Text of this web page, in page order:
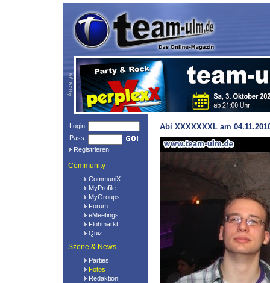
Login
Pass
Registrieren
Community
CommuniX
MyProfile
MyGroups
Forum
eMeetings
Flohmarkt
Quiz
Szene & News
Parties
Fotos
Redaktion
Abi XXXXXXXL am